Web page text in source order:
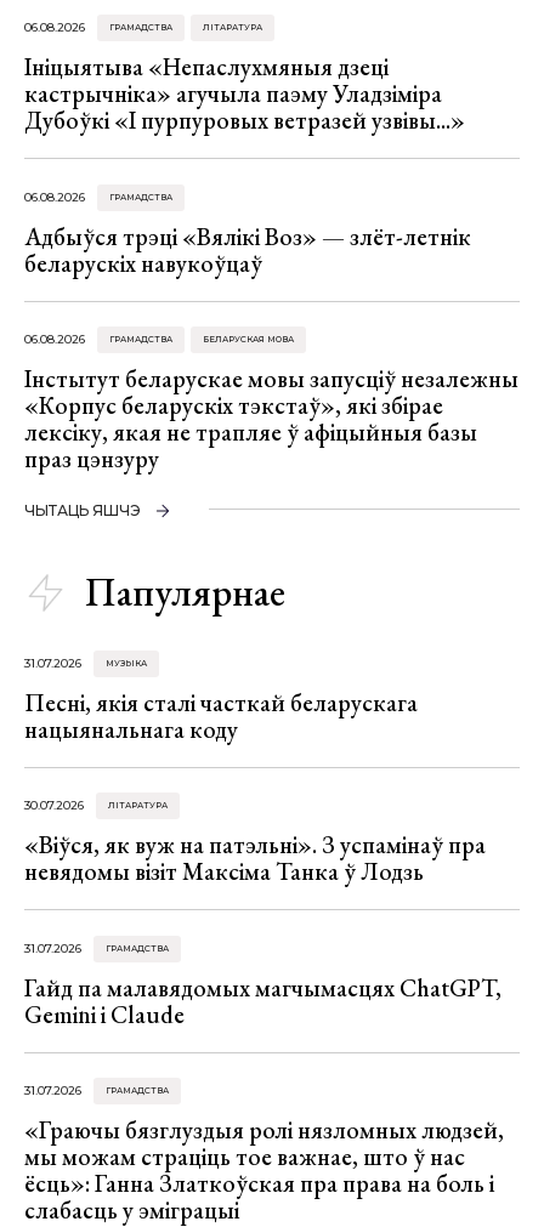
06.08.2026 ГРАМАДСТВА ЛІТАРАТУРА
Ініцыятыва «Непаслухмяныя дзеці
кастрычніка» агучыла паэму Уладзіміра
Дубоўкі «І пурпуровых ветразей узвівы...»
06.08.2026 ГРАМАДСТВА
Адбыўся трэці «Вялікі Воз» — злёт-летнік
беларускіх навукоўцаў
06.08.2026 ГРАМАДСТВА БЕЛАРУСКАЯ МОВА
Інстытут беларускае мовы запусціў незалежны
«Корпус беларускіх тэкстаў», які збірае
лексіку, якая не трапляе ў афіцыйныя базы
праз цэнзуру
ЧЫТАЦЬ ЯШЧЭ
Папулярнае
31.07.2026 МУЗЫКА
Песні, якія сталі часткай беларускага
нацыянальнага коду
30.07.2026 ЛІТАРАТУРА
«Віўся, як вуж на патэльні». З успамінаў пра
невядомы візіт Максіма Танка ў Лодзь
31.07.2026 ГРАМАДСТВА
Гайд па малавядомых магчымасцях ChatGPT,
Gemini і Claude
31.07.2026 ГРАМАДСТВА
«Граючы бязглуздыя ролі нязломных людзей,
мы можам страціць тое важнае, што ў нас
ёсць»: Ганна Златкоўская пра права на боль і
слабасць у эміграцыі